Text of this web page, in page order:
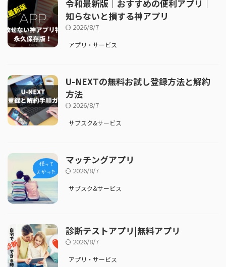
令和最新版｜おすすめの便利アプリ｜
知らないと損する神アプリ
2026/8/7
アプリ・サービス
U-NEXTの無料お試し登録方法と解約
方法
2026/8/7
サブスク&サービス
マッチングアプリ
2026/8/7
サブスク&サービス
診断テストアプリ|無料アプリ
2026/8/7
アプリ・サービス